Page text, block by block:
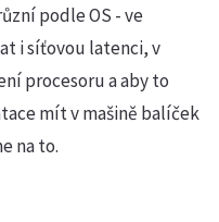
podle OS - ve
i síťovou latenci, v
procesoru a aby to
mít v mašině balíček
na to.